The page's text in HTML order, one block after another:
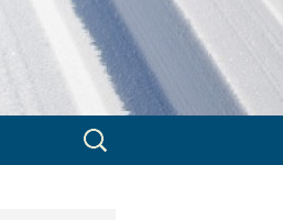
Suchen
nach: